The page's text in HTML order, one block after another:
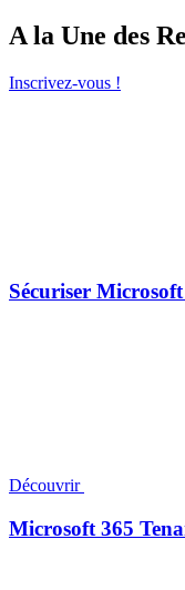
A la Une des
Inscrivez-vous !
Sécuriser
Découvrir
Microsoft 365